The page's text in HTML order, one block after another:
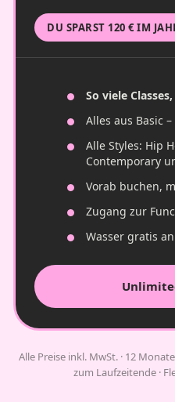
DU SPARST 120 € IM
So viele
Alles aus Basic
Alle Styles: Hip
Contemporary
Vorab buchen,
Zugang zur
Wasser gratis
Alle Preise inkl. MwSt. · 12
zum Laufzeitende ·